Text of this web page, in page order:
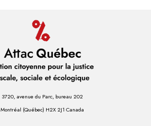
3720, avenue du Parc, bureau 202
Montréal (Québec) H2X 2J1 Canada